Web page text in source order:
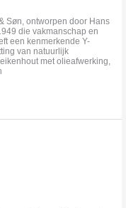
Søn, ontworpen door Hans
die vakmanschap en
een kenmerkende Y-
van natuurlijk
met olieafwerking,